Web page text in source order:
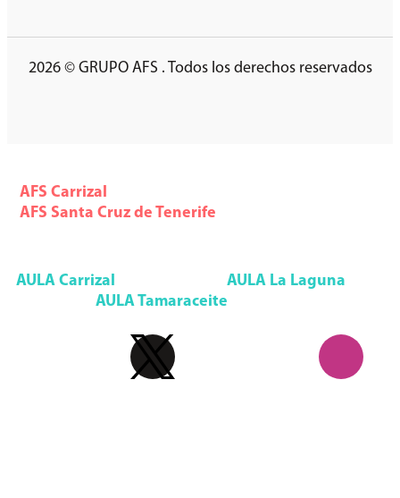
2026 © GRUPO AFS . Todos los derechos reservados
AFS Carrizal
AFS Santa Cruz de Tenerife
AULA Carrizal AULA La Laguna
AULATamaraceite